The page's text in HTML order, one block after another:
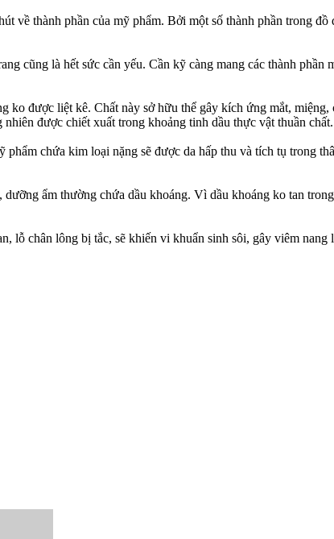
về thành phần của mỹ phẩm. Bởi một số thành phần trong đồ
cũng là hết sức cần yếu. Cần kỹ càng mang các thành phần
ko được liệt kê. Chất này sở hữu thể gây kích ứng mắt,
được chiết xuất trong khoảng tinh dầu thực vật thuần chất.
chứa kim loại nặng sẽ được da hấp thu và tích tụ trong
ẩm thường chứa dầu khoáng. Vì dầu khoáng ko tan
lỗ chân lông bị tắc, sẽ khiến vi khuẩn sinh sôi, gây viêm nang